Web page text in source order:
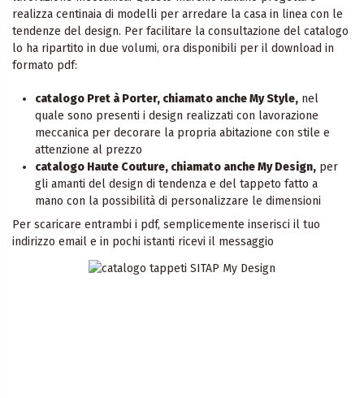
realizza centinaia di modelli per arredare la casa in linea con le
tendenze del design. Per facilitare la consultazione del catalogo
lo ha ripartito in due volumi, ora disponibili per il download in
formato pdf:
catalogo Pret à Porter, chiamato anche My Style, nel
quale sono presenti i design realizzati con lavorazione
meccanica per decorare la propria abitazione con stile e
attenzione al prezzo
catalogo Haute Couture, chiamato anche My Design, per
gli amanti del design di tendenza e del tappeto fatto a
mano con la possibilità di personalizzare le dimensioni
Per scaricare entrambi i pdf, semplicemente inserisci il tuo
indirizzo email e in pochi istanti ricevi il messaggio